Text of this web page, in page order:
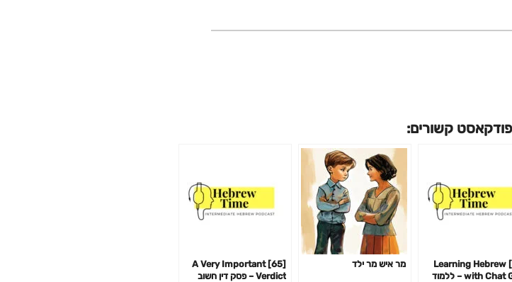
קשורים:
[91] Learning Hebrew
with Chat GPT – ללמוד
מר איש מר ילד
[65] A Very Important
Verdict – פסק דין חשוב